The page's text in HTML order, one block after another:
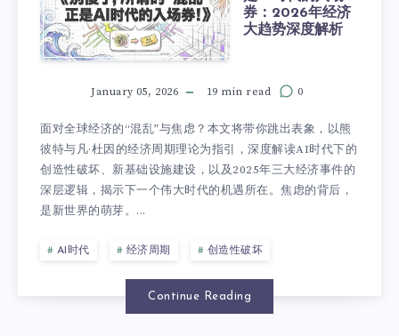
券：2026年经济
大趋势深度解析
January 05, 2026 19 min read 0
面对全球经济的“混乱”与焦虑？本文将带你跳出表象，以熊
彼特与凡·杜因的经济周期理论为指引，深度解读AI时代下的
创造性破坏、新基础设施建设，以及2025年三大经济事件的
深层逻辑，揭示下一个伟大时代的机遇所在。焦虑的背后，
是新世界的萌芽。...
AI时代 经济周期 创造性破坏
Continue Reading